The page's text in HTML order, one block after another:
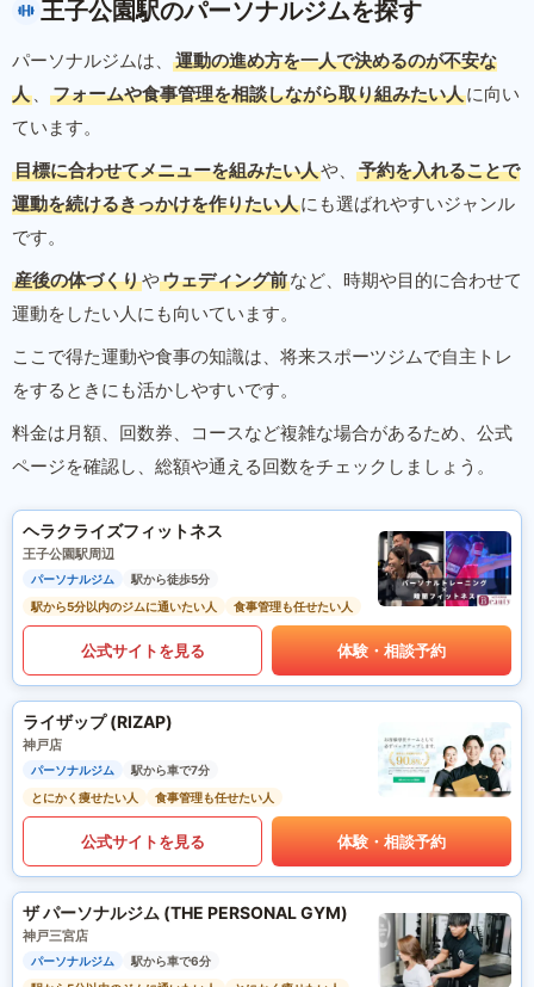
王子公園駅のパーソナルジムを探す
パーソナルジムは、
運動の進め方を一人で決めるのが不安な
人 、 フォームや食事管理を相談しながら取り組みたい人に向い
ています。
目標に合わせてメニューを組みたい人や、
予約を入れることで
運動を続けるきっかけを作りたい人にも選ばれやすいジャンル
です。
産後の体づくりやウェディング前など、時期や目的に合わせて
運動をしたい人にも向いています。
ここで得た運動や食事の知識は、将来スポーツジムで自主トレ
をするときにも活かしやすいです。
料金は月額、回数券、コースなど複雑な場合があるため、公式
ページを確認し、総額や通える回数をチェックしましょう。
ヘラクライズフィットネス
王子公園駅周辺
パーソナルジム
駅から徒歩5分
駅から5分以内のジムに通いたい人
食事管理も任せたい人
公式サイトを見る 体験・相談予約
ライザップ (RIZAP)
神戸店
パーソナルジム
駅から車で7分
とにかく痩せたい人
食事管理も任せたい人
公式サイトを見る 体験・相談予約
ザ パーソナルジム (THE PERSONAL GYM)
神戸三宮店
パーソナルジム
駅から車で6分